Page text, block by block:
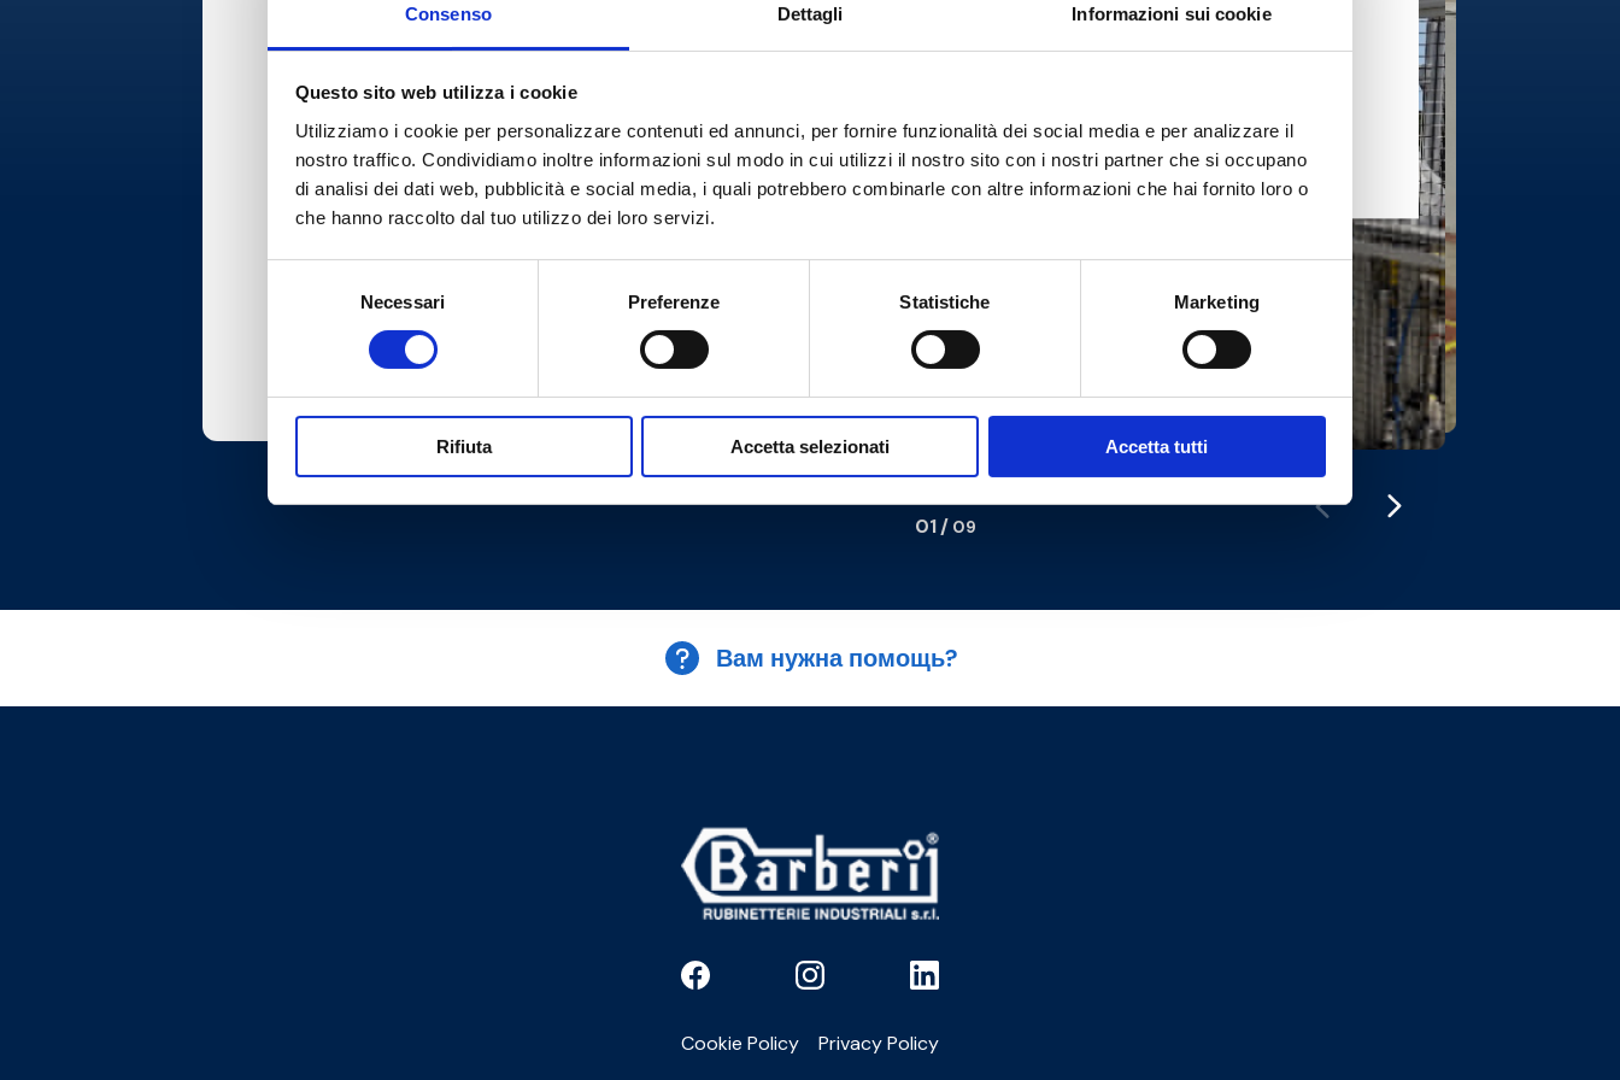
Consenso Dettagli Informazioni sui cookie
Questo sito web utilizza i cookie
Utilizziamo i cookie per personalizzare contenuti ed annunci, per fornire funzionalità dei social media e per analizzare il
nostro traffico. Condividiamo inoltre informazioni sul modo in cui utilizzi il nostro sito con i nostri partner che si occupano
di analisi dei dati web, pubblicità e social media, i quali potrebbero combinarle con altre informazioni che hai fornito loro o
che hanno raccolto dal tuo utilizzo dei loro servizi.
Necessari Preferenze Statistiche Marketing
Rifiuta Accetta selezionati Accetta tutti
01/ 09
Вам нужна помощь?
Cookie Policy Privacy Policy